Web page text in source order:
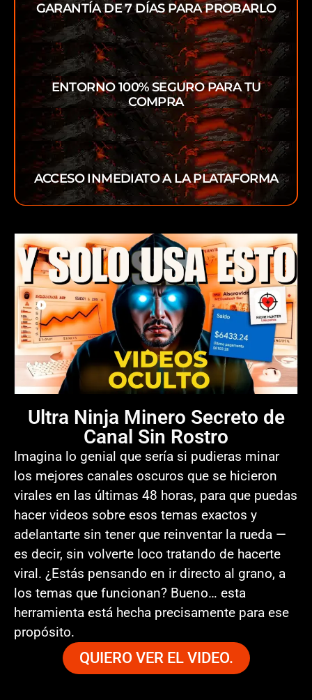
GARANTÍA DE 7 DÍAS PARA PROBARLO
ENTORNO 100% SEGURO PARA TU
COMPRA
ACCESO INMEDIATO A LA PLATAFORMA
Ultra Ninja Minero Secreto de
Canal Sin Rostro
Imagina lo genial que sería si pudieras minar
los mejores canales oscuros que se hicieron
virales en las últimas 48 horas, para que puedas
hacer videos sobre esos temas exactos y
adelantarte sin tener que reinventar la rueda —
es decir, sin volverte loco tratando de hacerte
viral. ¿Estás pensando en ir directo al grano, a
los temas que funcionan? Bueno… esta
herramienta está hecha precisamente para ese
propósito.
QUIERO VER EL VIDEO.